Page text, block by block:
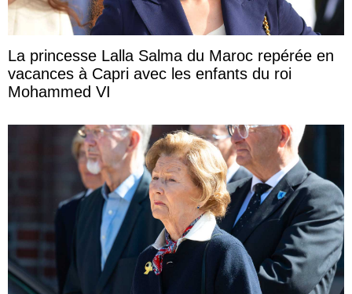
La princesse Lalla Salma du Maroc repérée en
vacances à Capri avec les enfants du roi
Mohammed VI